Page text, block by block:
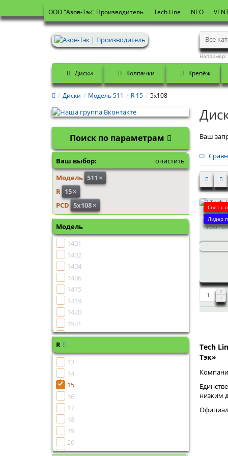
OOO "Азов-Тэк" Производитель Tech Line NEO
Все
Например:
Диски Колпачки Крепёж
Диски Модель 511 R 15 5x108
Поиск по параметрам
Ваш выбор:
очистить
Модель 511 ×
R 15×
PCD 5x108×
Модель
1401
1402
1404
1406
1415
1419
1420
1501
1502
1505
1507
1510
1513
1516
R
13
14
15
16
17
18
19
20
21
Ваш
Снят с
Лидер
Tech
Tech
Тэк»
низким